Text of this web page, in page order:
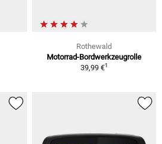
Rothewald
Motorrad-Bordwerkzeugrolle
39,99 €1